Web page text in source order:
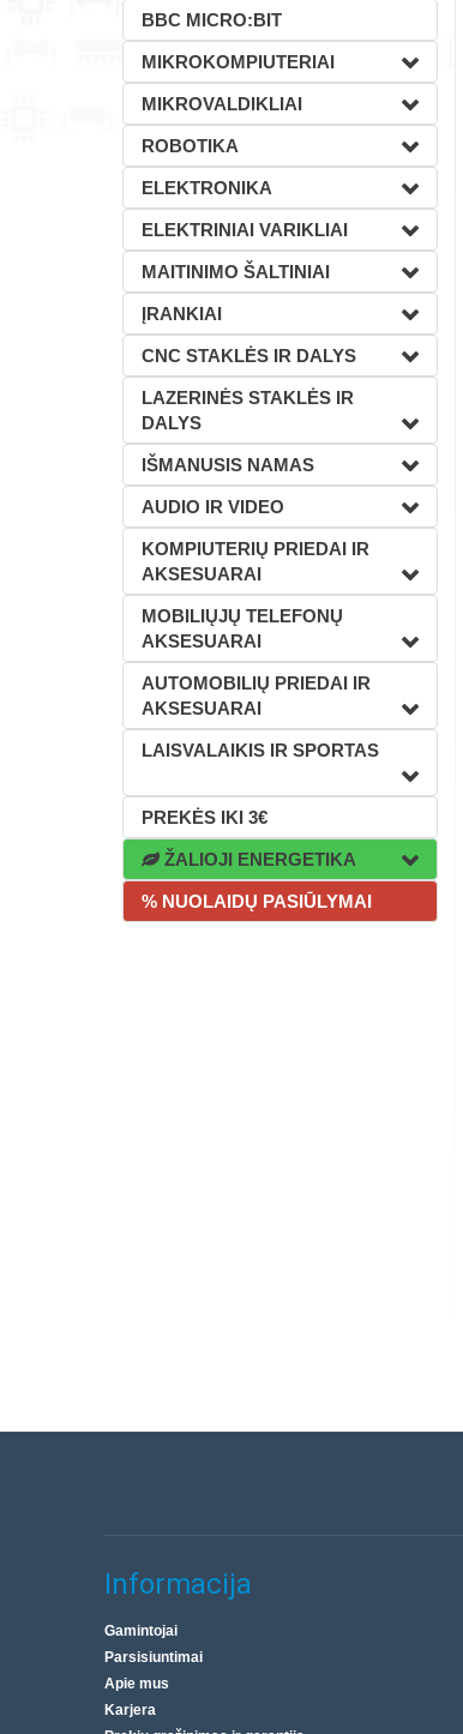
BBC MICRO:BIT
MIKROKOMPIUTERIAI
MIKROVALDIKLIAI
ROBOTIKA
ELEKTRONIKA
ELEKTRINIAI VARIKLIAI
MAITINIMO ŠALTINIAI
ĮRANKIAI
CNC STAKLĖS IR DALYS
LAZERINĖS STAKLĖS IR
DALYS
IŠMANUSIS NAMAS
AUDIO IR VIDEO
KOMPIUTERIŲ PRIEDAI IR
AKSESUARAI
MOBILIŲJŲ TELEFONŲ
AKSESUARAI
AUTOMOBILIŲ PRIEDAI IR
AKSESUARAI
LAISVALAIKIS IR SPORTAS
PREKĖS IKI 3€
ŽALIOJI ENERGETIKA
% NUOLAIDŲ PASIŪLYMAI
Informacija
Gamintojai
Parsisiuntimai
Apie mus
Karjera